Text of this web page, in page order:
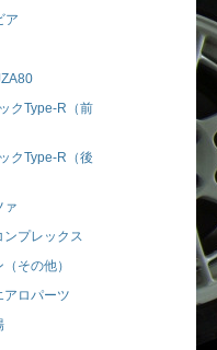
ア
クType-R（前
クType-R（後
ァ
ンプレックス
その他）
アロパーツ